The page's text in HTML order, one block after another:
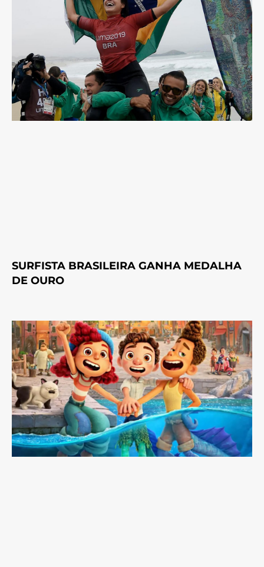
SURFISTA BRASILEIRA GANHA MEDALHA
DE OURO